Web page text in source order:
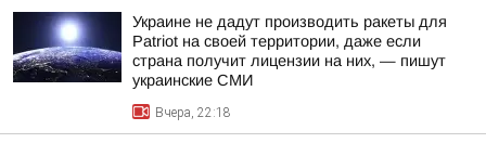
Украине не дадут производить ракеты для
Patriot на своей территории, даже если
страна получит лицензии на них, — пишут
украинские СМИ
Вчера, 22:18